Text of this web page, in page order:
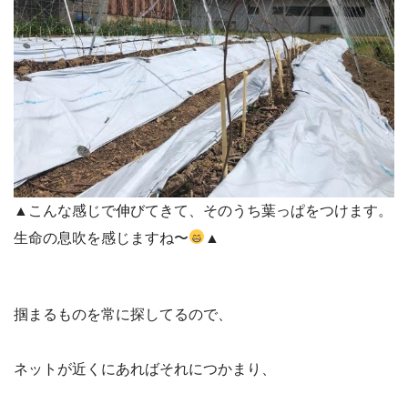
▲こんな感じで伸びてきて、そのうち葉っぱをつけます。
生命の息吹を感じますね〜
▲
掴まるものを常に探してるので、
ネットが近くにあればそれにつかまり、